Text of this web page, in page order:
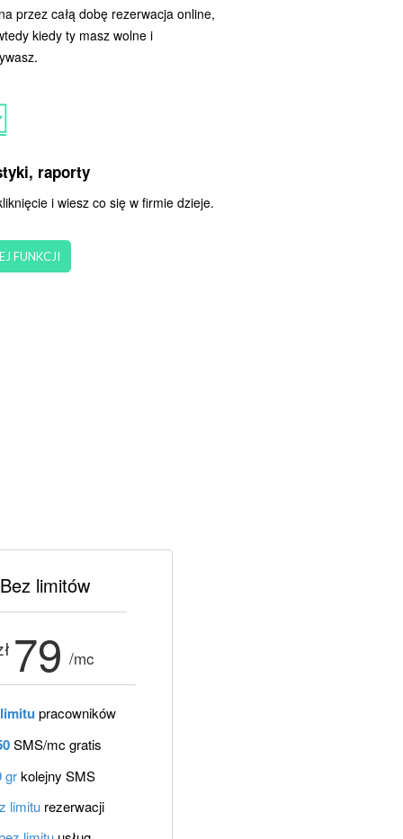
przez całą dobę rezerwacja online,
kiedy ty masz wolne i
raporty
i wiesz co się w firmie dzieje.
FUNKCJI
Bez limitów
79 /mc
pracowników
SMS/mc gratis
grkolejny SMS
limitu rezerwacji